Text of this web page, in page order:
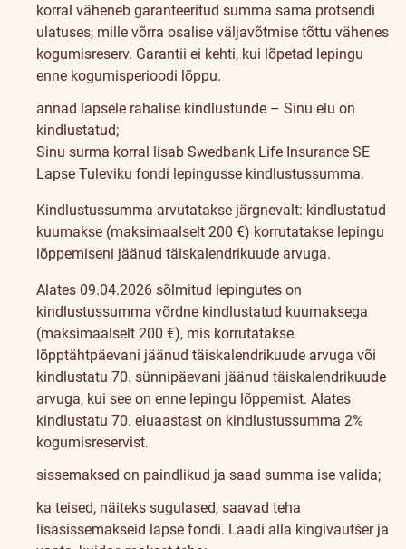
korral väheneb garanteeritud summa sama protsendi
ulatuses, mille võrra osalise väljavõtmise tõttu vähenes
kogumisreserv. Garantii ei kehti, kui lõpetad lepingu
enne kogumisperioodi lõppu.
annad lapsele rahalise kindlustunde – Sinu elu on
kindlustatud;
Sinu surma korral lisab Swedbank Life Insurance SE
Lapse Tuleviku fondi lepingusse kindlustussumma.
Kindlustussumma arvutatakse järgnevalt: kindlustatud
kuumakse (maksimaalselt 200 €) korrutatakse lepingu
lõppemiseni jäänud täiskalendrikuude arvuga.
Alates 09.04.2026 sõlmitud lepingutes on
kindlustussumma võrdne kindlustatud kuumaksega
(maksimaalselt 200 €), mis korrutatakse
lõpptähtpäevani jäänud täiskalendrikuude arvuga või
kindlustatu 70. sünnipäevani jäänud täiskalendrikuude
arvuga, kui see on enne lepingu lõppemist. Alates
kindlustatu 70. eluaastast on kindlustussumma 2%
kogumisreservist.
sissemaksed on paindlikud ja saad summa ise valida;
ka teised, näiteks sugulased, saavad teha
lisasissemakseid lapse fondi. Laadi alla kingivautšerja